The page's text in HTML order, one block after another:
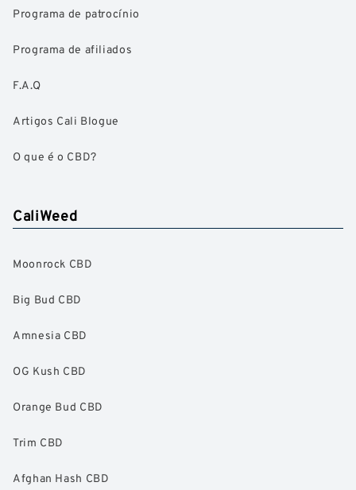
Programa de patrocínio
Programa de afiliados
F.A.Q
Artigos Cali Blogue
O que é o CBD?
CaliWeed
Moonrock CBD
Big Bud CBD
Amnesia CBD
OG Kush CBD
Orange Bud CBD
Trim CBD
Afghan Hash CBD